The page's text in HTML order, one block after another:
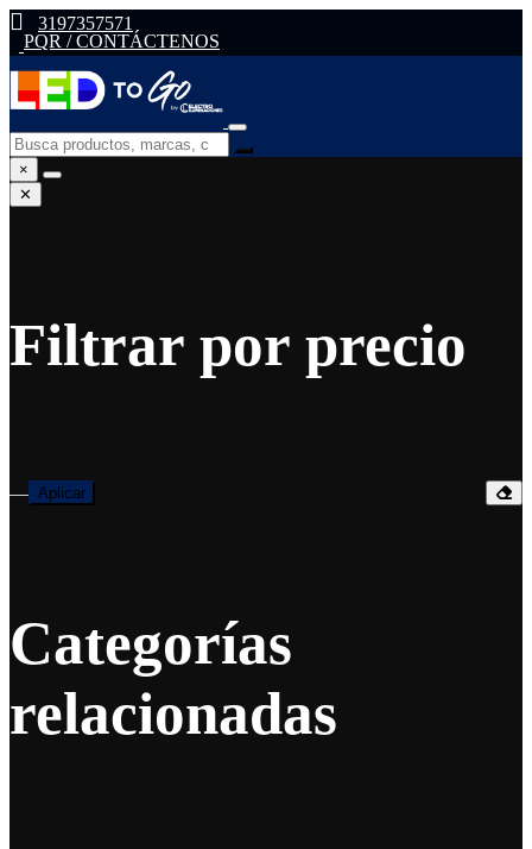
3197357571
PQR / CONTÁCTENOS
×
✕
Filtrar por precio
— Aplicar
Categorías
relacionadas